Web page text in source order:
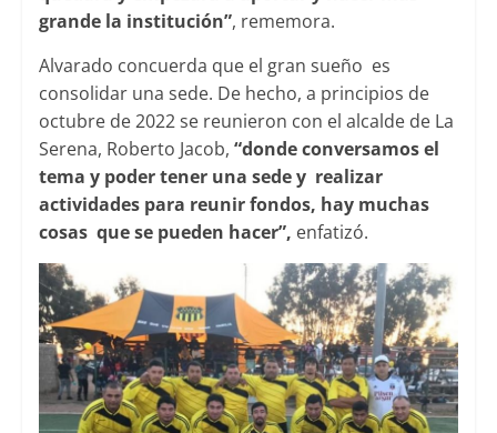
grande la institución”, rememora.
Alvarado concuerda que el gran sueño es
consolidar una sede. De hecho, a principios de
octubre de 2022 se reunieron con el alcalde de La
Serena, Roberto Jacob, “donde conversamos el
tema y poder tener una sede y realizar
actividades para reunir fondos, hay muchas
cosas que se pueden hacer”, enfatizó.